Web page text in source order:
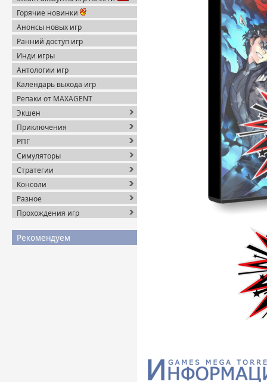
Горячие новинки
Анонсы новых игр
Ранний доступ игр
Инди игры
Антологии игр
Календарь выхода игр
Репаки от MAXAGENT
Экшен
Приключения
РПГ
Симуляторы
Стратегии
Консоли
Разное
Прохождения игр
Рекомендуем